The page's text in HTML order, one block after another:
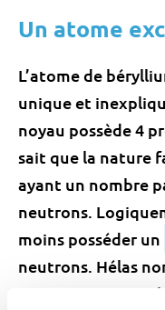
Un atome
L’atome de
unique et
noyau possède 4
sait que la nature
ayant un nombre
neutrons.
moins posséder un
neutrons. Hélas
neutrons est